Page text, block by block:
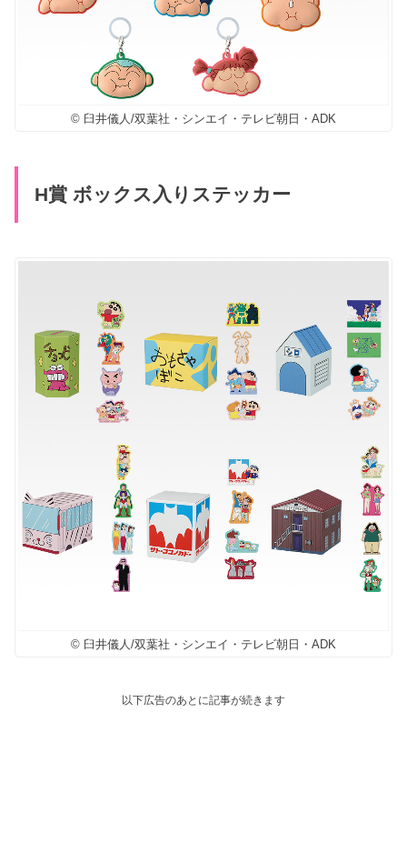
© 臼井儀人/双葉社・シンエイ・テレビ朝日・ADK
H賞 ボックス入りステッカー
© 臼井儀人/双葉社・シンエイ・テレビ朝日・ADK
以下広告のあとに記事が続きます